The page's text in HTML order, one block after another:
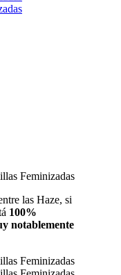
las Haze, si
100%
notablemente